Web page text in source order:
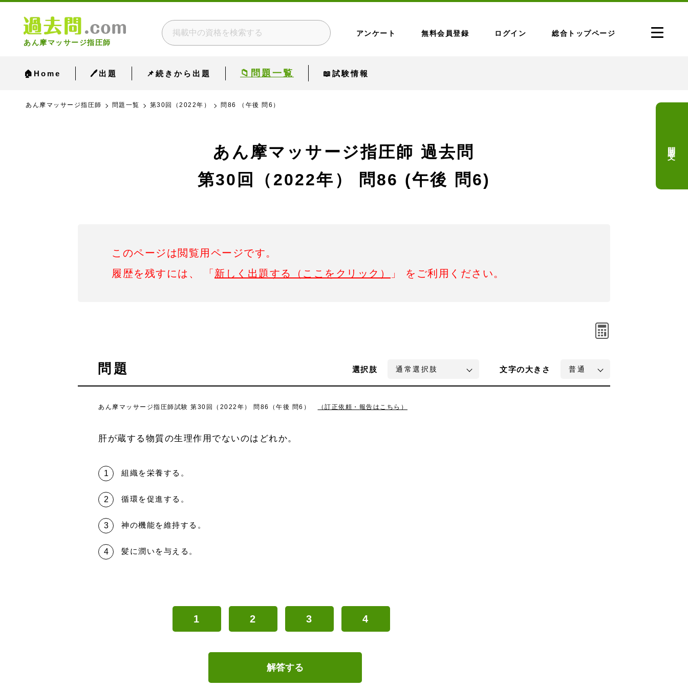
あん摩マッサージ指圧師
アンケート 無料会員登録 ログイン 総合トップページ
🏠Home 🖊出題 📌続きから出題 📁問題一覧 📖試験情報
あん摩マッサージ指圧師 問題一覧 第30回（2022年） 問86 （午後 問6）
あん摩マッサージ指圧師 過去問
第30回（2022年）
問86 (午後 問6)
このページは閲覧用ページです。
履歴を残すには、 「 新しく出題する（ここをクリック） 」 をご利用ください。
問題 選択肢 文字の大きさ
あん摩マッサージ指圧師試験 第30回（2022年） 問86（午後 問6） （訂正依頼・報告はこちら）
肝が蔵する物質の生理作用でないのはどれか。
組織を栄養する。
循環を促進する。
神の機能を維持する。
髪に潤いを与える。
1 2 3 4
解答する